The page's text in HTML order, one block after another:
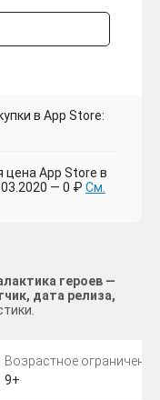
в App Store:
App Store в
— 0 ₽ См.
героев —
дата релиза,
Возрастное ограничение
9+